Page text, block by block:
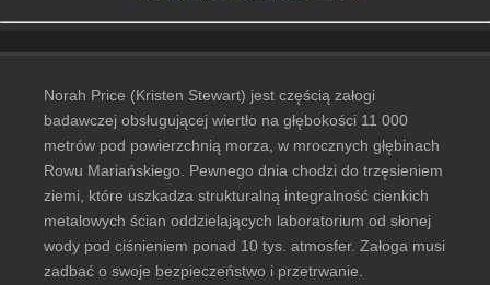
Norah Price (Kristen Stewart) jest częścią załogi
badawczej obsługującej wiertło na głębokości 11 000
metrów pod powierzchnią morza, w mrocznych głębinach
Rowu Mariańskiego. Pewnego dnia chodzi do trzęsieniem
ziemi, które uszkadza strukturalną integralność cienkich
metalowych ścian oddzielających laboratorium od słonej
wody pod ciśnieniem ponad 10 tys. atmosfer. Załoga musi
zadbać o swoje bezpieczeństwo i przetrwanie.